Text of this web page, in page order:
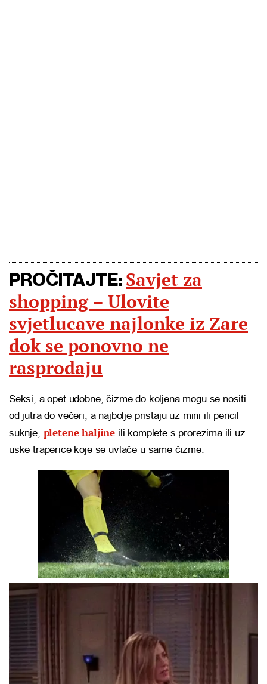
PROČITAJTE: Savjet za
shopping – Ulovite
svjetlucave najlonke iz Zare
dok se ponovno ne
rasprodaju
Seksi, a opet udobne, čizme do koljena mogu se nositi
od jutra do večeri, a najbolje pristaju uz mini ili pencil
suknje, pletene haljine ili komplete s prorezima ili uz
uske traperice koje se uvlače u same čizme.